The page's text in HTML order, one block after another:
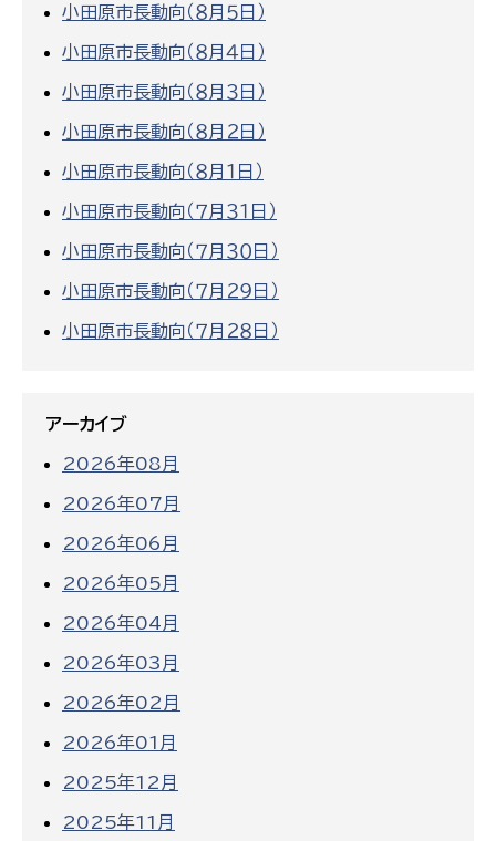
小田原市長動向（８月５日）
小田原市長動向（８月４日）
小田原市長動向（８月３日）
小田原市長動向（８月２日）
小田原市長動向（８月１日）
小田原市長動向（７月３１日）
小田原市長動向（７月３０日）
小田原市長動向（７月２９日）
小田原市長動向（７月２８日）
アーカイブ
2026年08月
2026年07月
2026年06月
2026年05月
2026年04月
2026年03月
2026年02月
2026年01月
2025年12月
2025年11月